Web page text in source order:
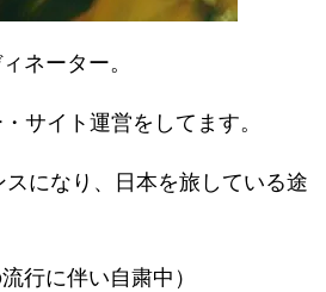
ネーター。
サイト運営をしてます。
になり、日本を旅している途
行に伴い自粛中）